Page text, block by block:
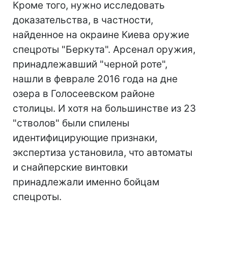
Кроме того, нужно исследовать
доказательства, в частности,
найденное на окраине Киева оружие
спецроты "Беркута". Арсенал оружия,
принадлежавший "черной роте",
нашли в феврале 2016 года на дне
озера в Голосеевском районе
столицы. И хотя на большинстве из 23
"стволов" были спилены
идентифицирующие признаки,
экспертиза установила, что автоматы
и снайперские винтовки
принадлежали именно бойцам
спецроты.